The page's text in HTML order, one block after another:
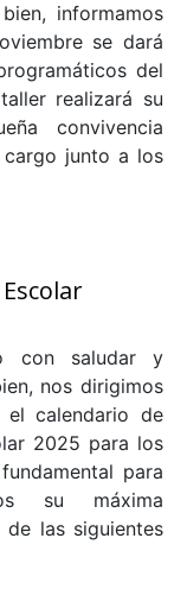
informamos
se dará
del
realizará su
convivencia
junto a los
con saludar y
nos dirigimos
el calendario de
2025 para los
para
su máxima
las siguientes